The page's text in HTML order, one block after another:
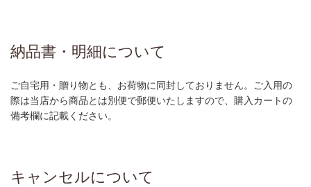
納品書・明細について
ご自宅用・贈り物とも、お荷物に同封しておりません。ご入用の
際は当店から商品とは別便で郵便いたしますので、購入カートの
備考欄に記載ください。
キャンセルについて